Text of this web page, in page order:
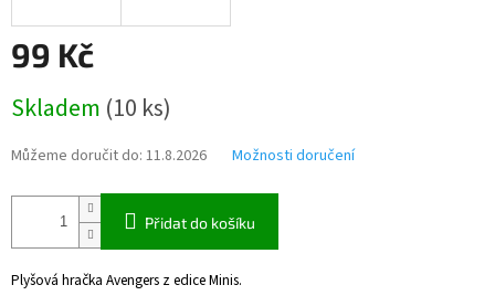
99 Kč
cena:
Skladem (10 ks)
Můžeme doručit do: 11.8.2026 Možnosti doručení
Přidat do košíku
Plyšová hračka Avengers z edice Minis.